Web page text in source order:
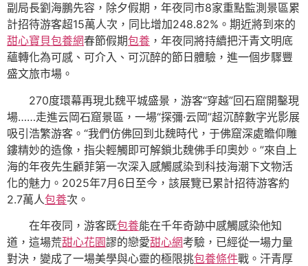
副局長劉海鵬先容，除夕假期，年夜同市8家重點監測景區累
計招待游客超15萬人次，同比增加248.82%。期近將到來的
甜心寶貝包養網春節假期包養 ，年夜同將持續把汗青文明底
蘊轉化為可感、可介入、可沉醉的節日體驗，進一個步驟豐
盛文旅市場。
270度環幕再現北魏平城盛景，游客“穿越”回石窟開鑿現
場……走進云岡石窟景區，一場“探彌·云岡”超沉醉數字光影展
吸引浩繁游客。“我們仿佛回到北魏時代，于佛窟深處瞻仰雕
鏤精妙的造像，指尖輕觸即可解鎖北魏佛手印奧妙。”來自上
海的年夜先生顧菲第一次深入感觸感染到科技海潮下文物活
化的魅力。2025年7月6日至今，該展覽已累計招待游客約
2.7萬人包養次。
在年夜同，游客既包養能在千年奇跡中感觸感染他知
道，這場荒甜心花園謬的戀愛甜心網考驗，已經從一場力量
對決，變成了一場美學與心靈的極限挑包養條件戰。汗青厚